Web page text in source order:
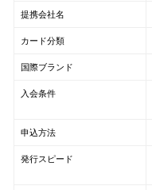
提携会社名
カード分類
国際ブランド
入会条件
申込方法
発行スピード